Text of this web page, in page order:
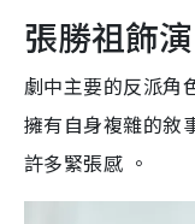
張勝祖飾
劇中主要的反派角
擁有自身複雜的敘
許多緊張感 。